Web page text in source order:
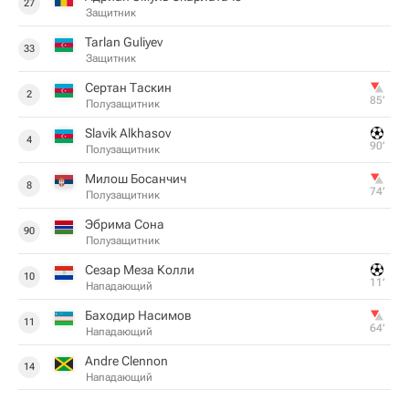
27
Защитник
33 Tarlan Guliyev
Защитник
2 Сертан Таскин
Полузащитник 85‎’‎
4 Slavik Alkhasov
Полузащитник 90‎’‎
8 Милош Босанчич
Полузащитник 74‎’‎
90 Эбрима Сона
Полузащитник
10 Сезар Меза Колли
Нападающий 11‎’‎
11 Баходир Насимов
Нападающий 64‎’‎
14 Andre Clennon
Нападающий